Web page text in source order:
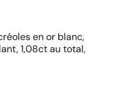
en or blanc,
1,08ct au total,